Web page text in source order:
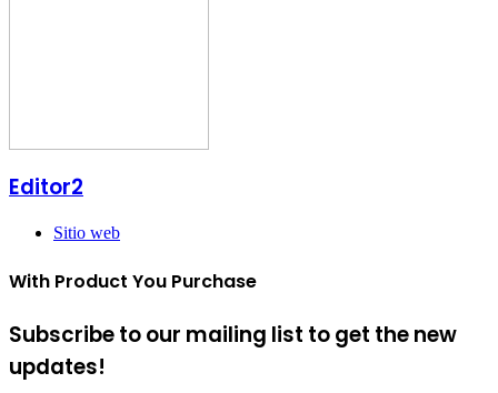
Editor2
Sitio web
With Product You Purchase
Subscribe to our mailing list to get the new
updates!